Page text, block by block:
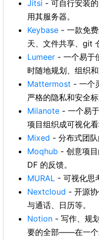
Jitsi - 可自行安装
用其服务器。
Keybase - 一款免
天、文件共享、git
Lumeer - 一个易于
时随地规划、组织和
Mattermost - 一个
严格的隐私和安全标
Milanote - 一个易
项目组织成可视化看
Mixed - 分布式团队
Moqhub - 创意项
DF 的反馈。
MURAL - 可视化思
Nextcloud - 开源
与通话、日历等。
Notion - 写作、规
要的全部——在一个